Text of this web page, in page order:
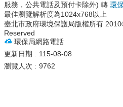
服務，公共電話及預付卡除外) 轉 環
最佳瀏覽解析度為1024x768以上
臺北市政府環境保護局版權所有
Reserved
環保局網路電話
更新日期
115-08-08
瀏覽人次
9762